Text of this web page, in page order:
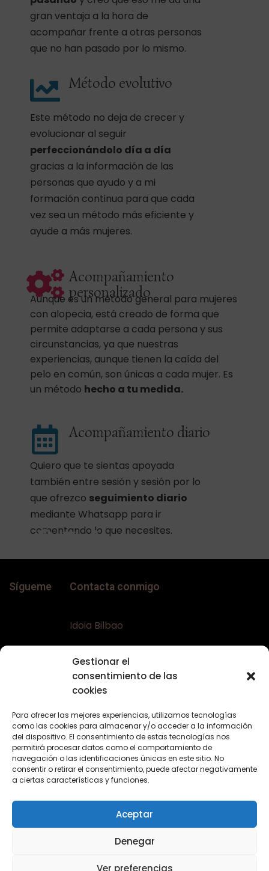
Gestionar el
consentimiento de las
cookies
Para ofrecer las mejores experiencias, utilizamos tecnologías
como las cookies para almacenar y/o acceder a la información
del dispositivo. El consentimiento de estas tecnologías nos
permitirá procesar datos como el comportamiento de
navegación o las identificaciones únicas en este sitio. No
consentir o retirar el consentimiento, puede afectar negativamente
a ciertas características y funciones.
Aceptar
Denegar
Ver preferencias
gran ventaja a la hora de
acompañar frente a otras personas
que no han pasado por lo mismo.
Método evolutivo
Este método no deja de crecer y
evolucionar al seguir
perfeccionándolo día a día
gracias a la información de las
personas que ayudo y a mi
formación continua para que cada
vez sea un método más eficiente y
ayude a más mujeres.
Acompañamiento
personalizado
Aunque es un método general para mujeres
con alopecia, está creado de forma que
permite adaptarse a cada persona y sus
circunstancias, ya que nuestras
experiencias, aunque tienen la caída del
pelo en común, son únicas a cada mujer. Es
un método hecho a tu medida.
Acompañamiento diario
Quiero que te sientas apoyada
también entre sesión y sesión por lo
que ofrezco seguimiento diario
mediante Whatsapp para ir
comentando lo que necesites.
Compártelo y ayudarás:
WhatsApp
Facebook
EmailCompartir
Sígueme Contacta conmigo
Idoia Bilbao
Teléfono:+34 617644453
Email:bellaconalopecia@gmail.com
Web:
Textos Legales
Nota Legal
Política de Privacidad